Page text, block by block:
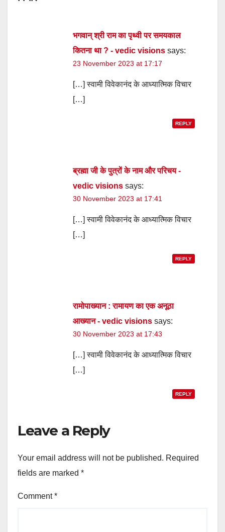
भगवान् श्री राम का पृथ्वी पर समयकाल
कितना था ? - vedic visions says:
23 November 2023 at 17:17
[…] स्वामी विवेकानंद के आध्यात्मिक विचार
[…]
REPLY
ब्रह्मा जी के पुत्रों के नाम और परिचय -
vedic visions says:
30 November 2023 at 17:41
[…] स्वामी विवेकानंद के आध्यात्मिक विचार
[…]
REPLY
रामोपाख्यान : रामायण का एक अनूठा
आख्यान - vedic visions says:
30 November 2023 at 17:43
[…] स्वामी विवेकानंद के आध्यात्मिक विचार
[…]
REPLY
Leave a Reply
Your email address will not be published. Required
fields are marked *
Comment*